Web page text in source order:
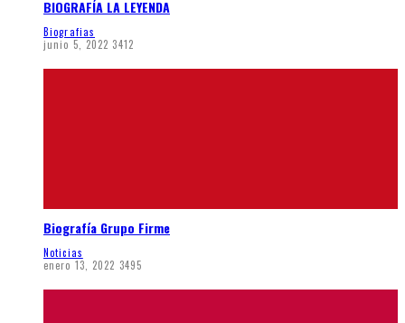
BIOGRAFÍA LA LEYENDA
Biografias
junio 5, 2022 3412
Biografía Grupo Firme
Noticias
enero 13, 2022 3495